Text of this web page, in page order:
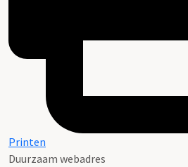
Printen
Duurzaam webadres